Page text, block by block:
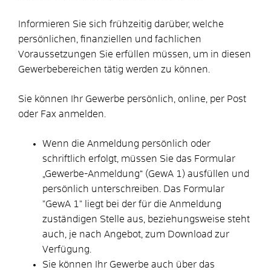
Informieren Sie sich frühzeitig darüber, welche
persönlichen, finanziellen und fachlichen
Voraussetzungen Sie erfüllen müssen, um in diesen
Gewerbebereichen tätig werden zu können.
Sie können Ihr Gewerbe persönlich, online, per Post
oder Fax anmelden.
Wenn die Anmeldung persönlich oder
schriftlich erfolgt, müssen Sie das Formular
„Gewerbe-Anmeldung“ (GewA 1) ausfüllen und
persönlich unterschreiben. Das Formular
"GewA 1" liegt bei der für die Anmeldung
zuständigen Stelle aus, beziehungsweise steht
auch, je nach Angebot, zum Download zur
Verfügung.
Sie können Ihr Gewerbe auch über das